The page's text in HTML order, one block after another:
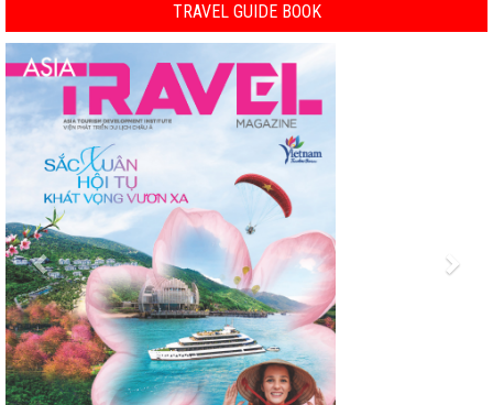
TRAVEL GUIDE BOOK
Previous